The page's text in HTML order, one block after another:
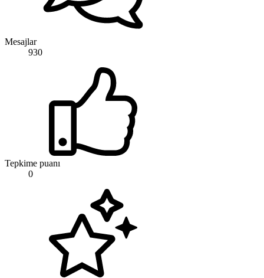
Mesajlar
930
Tepkime puanı
0